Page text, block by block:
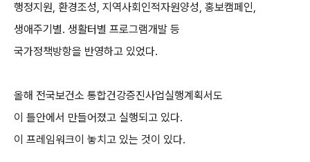
행정지원, 환경조성, 지역사회인적자원양성, 홍보캠페인,
생애주기별. 생활터별 프로그램개발 등
국가정책방항을 반영하고 있었다.
올해 전국보건소 통합건강증진사업실행계획서도
이 틀안에서 만들어졌고 실행되고 있다.
이 프레임워크이 놓치고 있는 것이 있다.